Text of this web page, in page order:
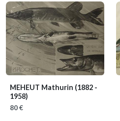
MEHEUT Mathurin (1882 -
1958)
80 €